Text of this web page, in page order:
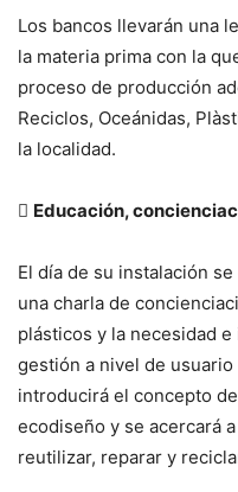
Los bancos llevarán una
la materia prima con la
proceso de producción
Reciclos, Oceánidas,
la localidad.
 Educación,
El día de su instalación
una charla de
plásticos y la necesidad
gestión a nivel de
introducirá el concepto
ecodiseño y se acercará
reutilizar, reparar y